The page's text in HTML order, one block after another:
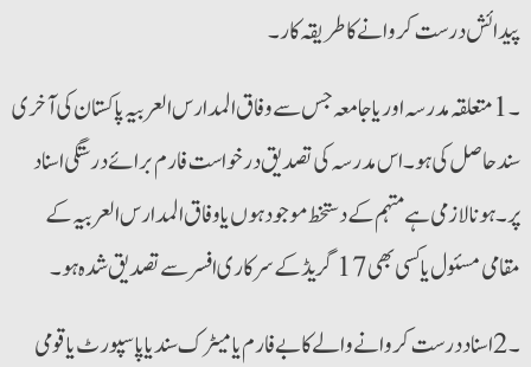
پیدائش درست کروانے کا طریقہ کار۔
۔1 متعلقہ مدرسہ اور یا جامعہ جس سے وفاق المدارس العربیہ پاکستان کی آخری
سند حاصل کی ہو۔ اس مدرسہ کی تصدیق درخواست فارم برائے درستگی اسناد
پر۔ ہونا لازمی ہے مہتمم کے دستخط موجود ہوں یا وفاق المدارس العربیہ کے
مقامی مسئول یا کسی بھی 17 گریڈ کے سرکاری افسر سے تصدیق شدہ ہو۔
۔2 اسناد درست کروانے والے کا بے فارم یا میٹرک سند یا پاسپورٹ یا قومی